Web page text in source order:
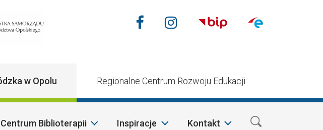
Navigation
Nasze media
FacebookInstagram
w Opolu Regionalne Centrum Rozwoju Edukacji
Biblioterapii Inspiracje Kontakt